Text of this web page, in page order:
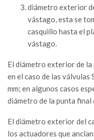
diámetro exterior
vástago, esta se
casquillo hasta el
vástago.
El diámetro exterior de
en el caso de las válvulas
mm; en algunos casos
diámetro de la punta final
El diámetro exterior del
los actuadores que